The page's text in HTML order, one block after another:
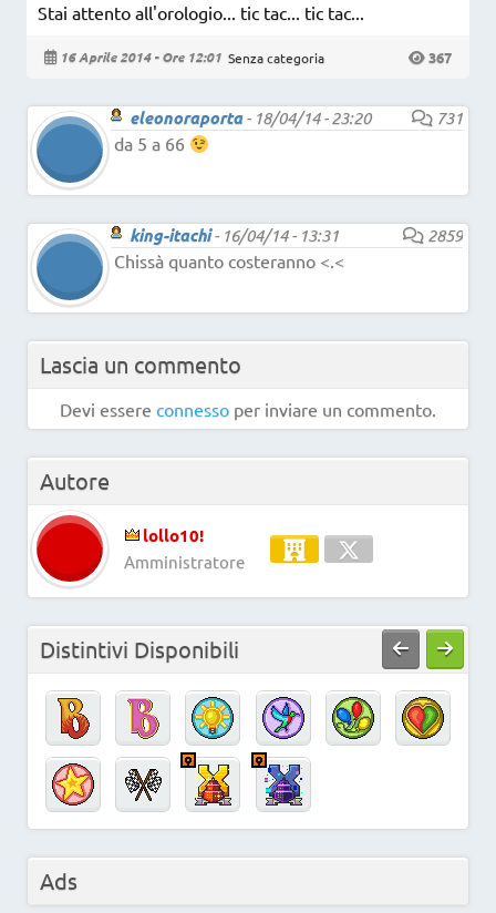
Stai attento all'orologio... tic tac... tic tac...
16 Aprile 2014 - Ore 12:01 Senza categoria 367
eleonoraporta- 18/04/14 - 23:20
731
da 5 a 66
king-itachi- 16/04/14 - 13:31
2859
Chissà quanto costeranno <.<
Lascia un commento
Devi essere connesso per inviare un commento.
Autore
lollo10!
Amministratore
Distintivi Disponibili
Ads